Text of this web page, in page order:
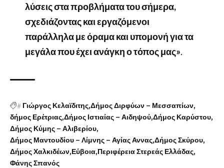
λύσεις στα προβλήματα του σήμερα,
σχεδιάζοντας και εργαζόμενοι
παράλληλα με όραμα και υπομονή για τα
μεγάλα που έχει ανάγκη ο τόπος μας».
# Γιώργος Κελαϊδιτης Δήμος Διρφύων – Μεσσαπίων
δήμος Ερέτριας Δήμος Ιστιαίας – Αιδηψού Δήμος Καρύστου
Δήμος Κύμης – Αλιβερίου
Δήμος Μαντουδίου – Λίμνης – Αγίας Αννας Δήμος Σκύρου
Δήμος Χαλκιδέων Εύβοια Περιφέρεια Στερεάς Ελλάδας
Φάνης Σπανός